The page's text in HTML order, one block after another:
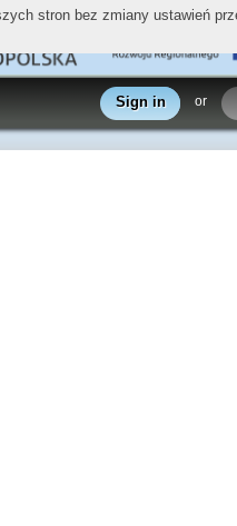
Sign in or
stron bez zmiany ustawień